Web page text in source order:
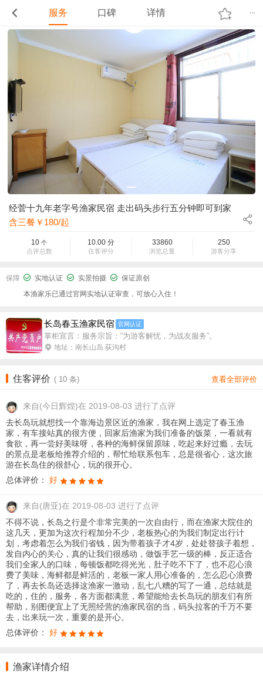
服务 口碑 详情
经菅十九年老字号渔家民宿 走出码头步行五分钟即可到家
含三餐￥180/起
10 个
点评总数
10.00 分
住客评分
33860
浏览总量
250
游客分享
保障 实地认证 实景拍摄
保证原创
本渔家乐已通过官网实地认证审查，可放心入住！
长岛春玉渔家民宿 官网认证
掌柜宣言：服务宗旨：“为游客解忧，为战友服务”。
地址：南长山岛 荻沟村
住客评价 ( 10 条) 查看全部评价
来自(今日辉煌)在 2019-08-03 进行了点评
去长岛玩就想找一个靠海边景区近的渔家，我在网上选定了春玉渔
家，有车接站真的很方便，回家后渔家为我们准备的饭菜，一看就有
食欲，再一尝好美味呀，各种的海鲜保留原味，吃起来好过瘾，去玩
的景点是老板给推荐介绍的，帮忙给联系包车，总是很省心，这次旅
游在长岛住的很舒心，玩的很开心。
总体评价： 好
来自(唐亚)在 2019-08-03 进行了点评
不得不说，长岛之行是个非常完美的一次自由行，而在渔家大院住的
这几天，更加为这次行程加分不少，老板热心的为我们制定出行计
划，考虑着怎么为我们省钱，因为带着孩子才4岁，处处替孩子着想，
发自内心的关心，真的让我们很感动，做饭手艺一级的棒，反正适合
我们全家人的口味，每顿饭都吃得光光，肚子吃不下了，也不忍心浪
费了美味，海鲜都是鲜活的，老板一家人用心准备的，怎么忍心浪费
了，再去长岛还选择这渔家一激动，乱七八糟的写了一通，总结就是
吃的，住的，服务，各方面都满意，希望能给去长岛玩的朋友们有所
帮助，别图便宜上了无照经营的渔家民宿的当，码头拉客的千万不要
去，出来玩一次，重要的是开心。
总体评价： 好
渔家详情介绍